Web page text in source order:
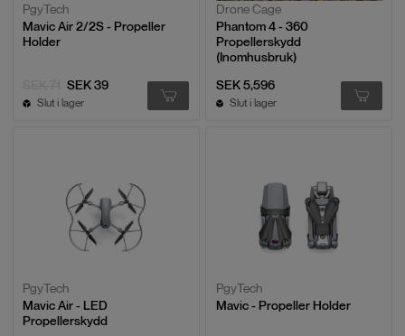
PgyTech
Mavic Air 2/2S - Propeller
Holder
SEK 39
Slut i lager
Drone Cage
Phantom 4 - 360
Propellerskydd
(Inomhusbruk)
SEK 5,596
Slut i lager
PgyTech
Mavic Air - LED
Propellerskydd
PgyTech
Mavic - Propeller Holder